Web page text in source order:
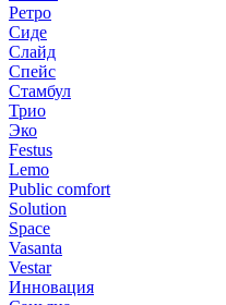
Ретро
Сиде
Слайд
Спейс
Стамбул
Трио
Эко
Festus
Lemo
Public comfort
Solution
Space
Vasanta
Vestar
Инновация